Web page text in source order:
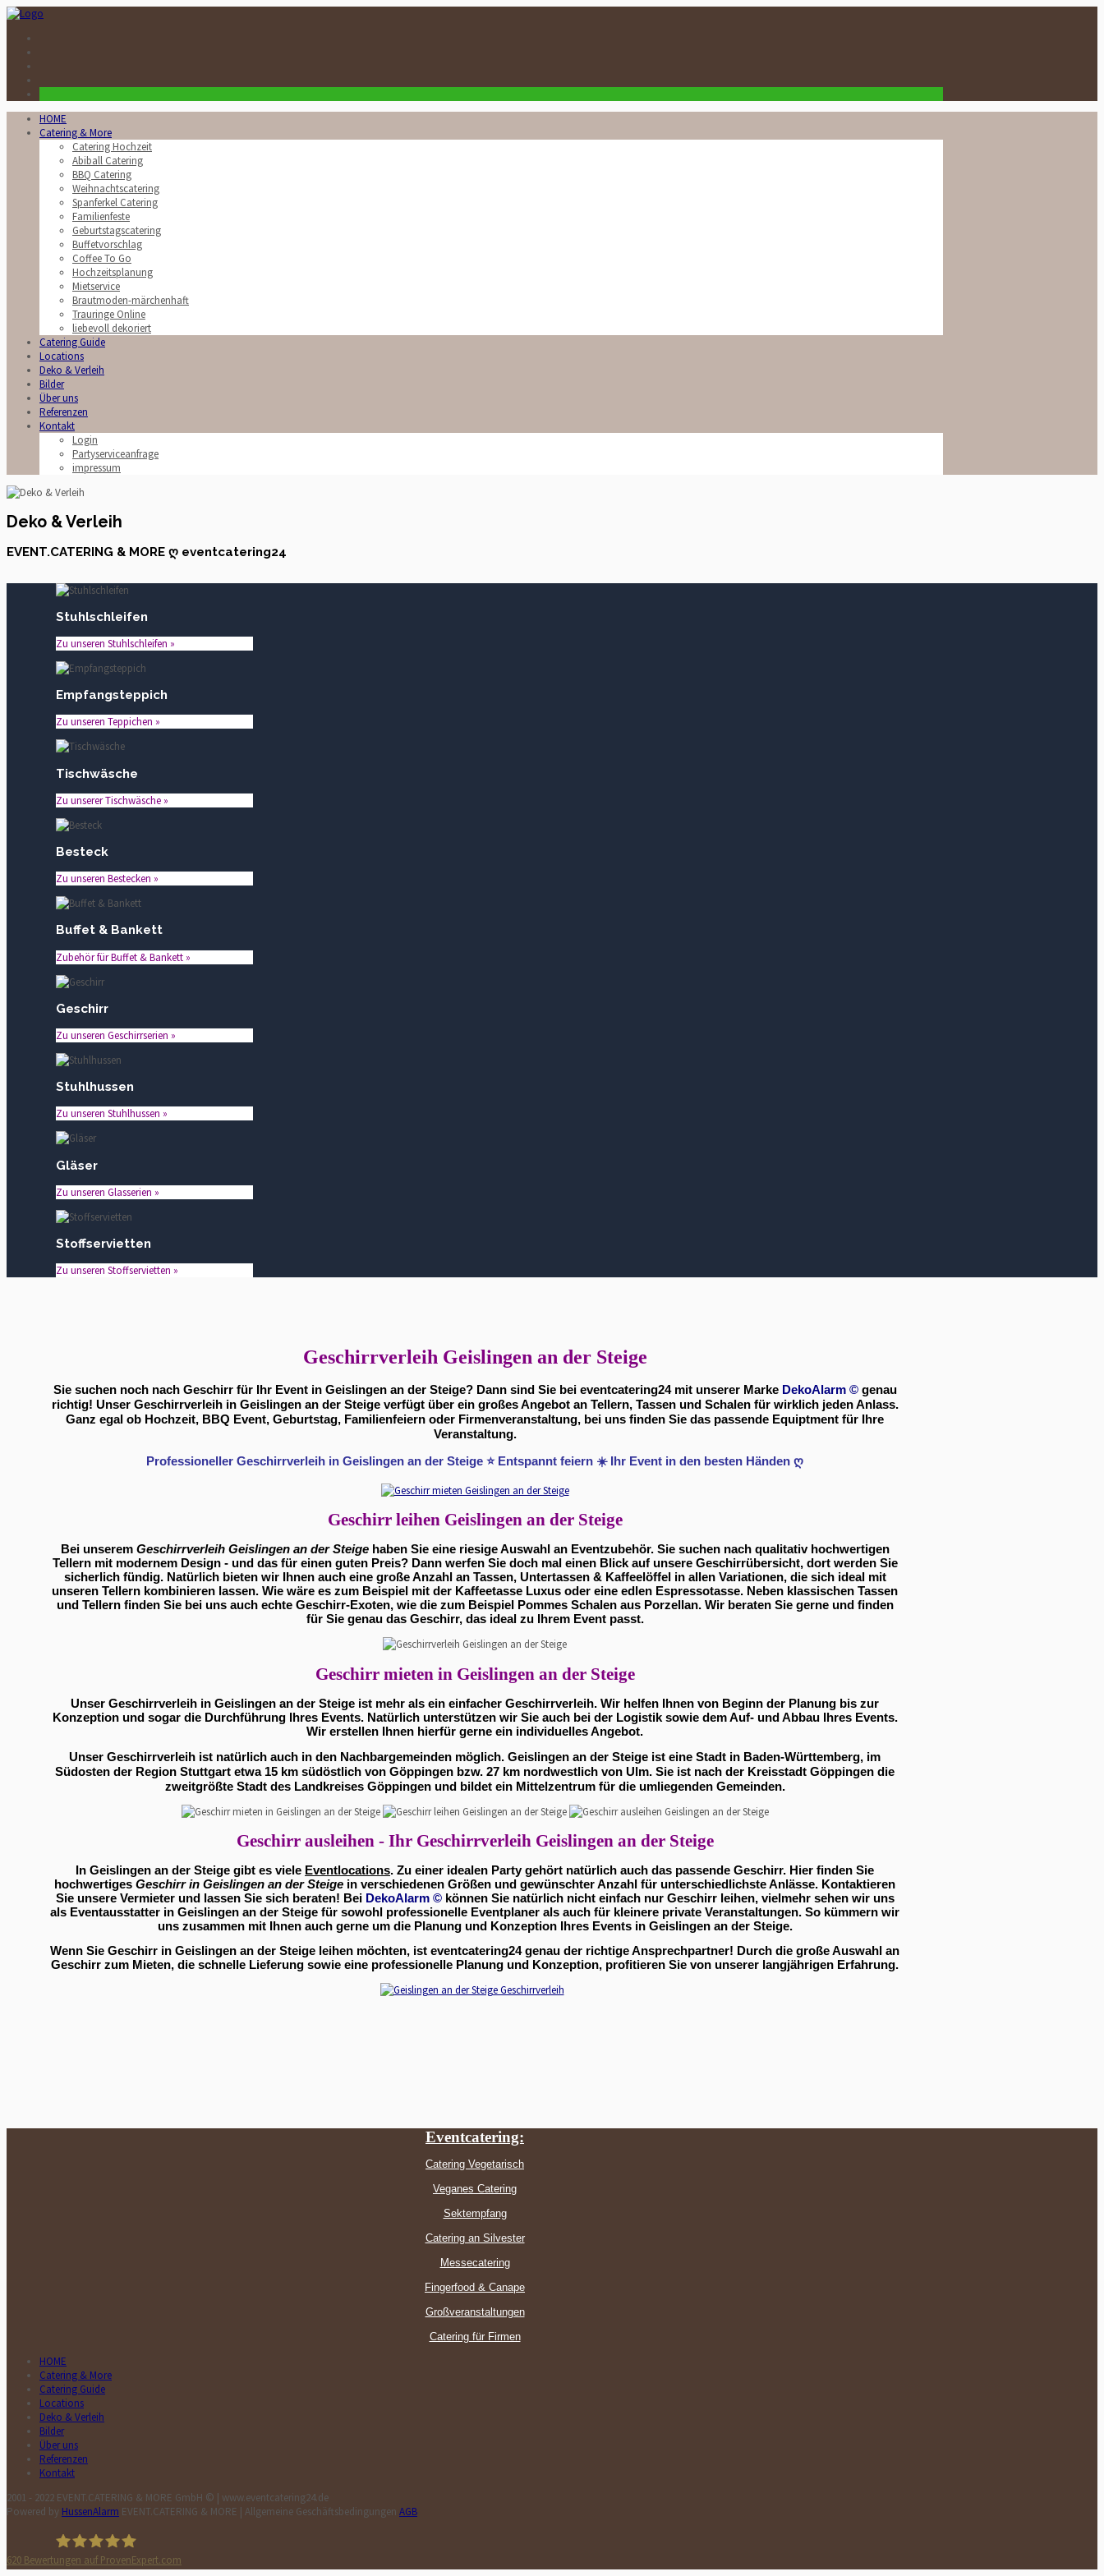
HOME
Catering & More
Catering Hochzeit
Abiball Catering
BBQ Catering
Weihnachtscatering
Spanferkel Catering
Familienfeste
Geburtstagscatering
Buffetvorschlag
Coffee To Go
Hochzeitsplanung
Mietservice
Brautmoden-märchenhaft
Trauringe Online
liebevoll dekoriert
Catering Guide
Locations
Deko & Verleih
Bilder
Über uns
Referenzen
Kontakt
Login
Partyserviceanfrage
impressum
Deko & Verleih
EVENT.CATERING & MORE ღ eventcatering24
Stuhlschleifen
Zu unseren Stuhlschleifen »
Empfangsteppich
Zu unseren Teppichen »
Tischwäsche
Zu unserer Tischwäsche »
Besteck
Zu unseren Bestecken »
Buffet & Bankett
Zubehör für Buffet & Bankett »
Geschirr
Zu unseren Geschirrserien »
Stuhlhussen
Zu unseren Stuhlhussen »
Gläser
Zu unseren Glasserien »
Stoffservietten
Zu unseren Stoffservietten »
Geschirrverleih Geislingen an der Steige
Sie suchen noch nach Geschirr für Ihr Event in Geislingen an der Steige? Dann sind Sie bei eventcatering24 mit unserer Marke DekoAlarm ©genau
richtig! Unser Geschirrverleih in Geislingen an der Steige verfügt über ein großes Angebot an Tellern, Tassen und Schalen für wirklich jeden Anlass.
Ganz egal ob Hochzeit, BBQ Event, Geburtstag, Familienfeiern oder Firmenveranstaltung, bei uns finden Sie das passende Equiptment für Ihre
Veranstaltung.
Professioneller Geschirrverleih in Geislingen an der Steige ⭐ Entspannt feiern ☀️ Ihr Event in den besten Händen ღ
Geschirr leihen Geislingen an der Steige
Bei unserem Geschirrverleih Geislingen an der Steigehaben Sie eine riesige Auswahl an Eventzubehör. Sie suchen nach qualitativ hochwertigen
Tellern mit modernem Design - und das für einen guten Preis? Dann werfen Sie doch mal einen Blick auf unsere Geschirrübersicht, dort werden Sie
sicherlich fündig. Natürlich bieten wir Ihnen auch eine große Anzahl an Tassen, Untertassen & Kaffeelöffel in allen Variationen, die sich ideal mit
unseren Tellern kombinieren lassen. Wie wäre es zum Beispiel mit der Kaffeetasse Luxus oder eine edlen Espressotasse. Neben klassischen Tassen
und Tellern finden Sie bei uns auch echte Geschirr-Exoten, wie die zum Beispiel Pommes Schalen aus Porzellan. Wir beraten Sie gerne und finden
für Sie genau das Geschirr, das ideal zu Ihrem Event passt.
Geschirr mieten in Geislingen an der Steige
Unser Geschirrverleih in Geislingen an der Steige ist mehr als ein einfacher Geschirrverleih. Wir helfen Ihnen von Beginn der Planung bis zur
Konzeption und sogar die Durchführung Ihres Events. Natürlich unterstützen wir Sie auch bei der Logistik sowie dem Auf- und Abbau Ihres Events.
Wir erstellen Ihnen hierfür gerne ein individuelles Angebot.
Unser Geschirrverleih ist natürlich auch in den Nachbargemeinden möglich. Geislingen an der Steige ist eine Stadt in Baden-Württemberg, im
Südosten der Region Stuttgart etwa 15 km südöstlich von Göppingen bzw. 27 km nordwestlich von Ulm. Sie ist nach der Kreisstadt Göppingen die
zweitgrößte Stadt des Landkreises Göppingen und bildet ein Mittelzentrum für die umliegenden Gemeinden.
Geschirr ausleihen - Ihr Geschirrverleih Geislingen an der Steige
In Geislingen an der Steige gibt es viele Eventlocations. Zu einer idealen Party gehört natürlich auch das passende Geschirr. Hier finden Sie
hochwertiges Geschirr in Geislingen an der Steige in verschiedenen Größen und gewünschter Anzahl für unterschiedlichste Anlässe. Kontaktieren
Sie unsere Vermieter und lassen Sie sich beraten! Bei DekoAlarm ©können Sie natürlich nicht einfach nur Geschirr leihen, vielmehr sehen wir uns
als Eventausstatter in Geislingen an der Steige für sowohl professionelle Eventplaner als auch für kleinere private Veranstaltungen. So kümmern wir
uns zusammen mit Ihnen auch gerne um die Planung und Konzeption Ihres Events in Geislingen an der Steige.
Wenn Sie Geschirr in Geislingen an der Steige leihen möchten, ist eventcatering24 genau der richtige Ansprechpartner! Durch die große Auswahl an
Geschirr zum Mieten, die schnelle Lieferung sowie eine professionelle Planung und Konzeption, profitieren Sie von unserer langjährigen Erfahrung.
Eventcatering:
Catering Vegetarisch
Veganes Catering
Sektempfang
Catering an Silvester
Messecatering
Fingerfood & Canape
Großveranstaltungen
Catering für Firmen
HOME
Catering & More
Catering Guide
Locations
Deko & Verleih
Bilder
Über uns
Referenzen
Kontakt
2001 - 2022 EVENT.CATERING & MORE GmbH © | www.eventcatering24.de
Powered by HussenAlarm EVENT.CATERING & MORE | Allgemeine Geschäftsbedingungen AGB
620 Bewertungen auf ProvenExpert.com